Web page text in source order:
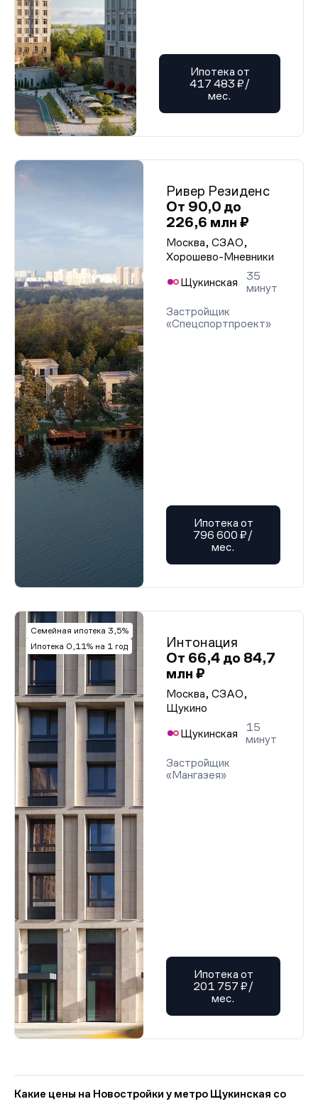
Ипотека от
417 483 ₽/
мес.
Ривер Резиденс
От 90,0 до
226,6 млн ₽
Москва, СЗАО,
Хорошево-Мневники
Щукинская
35
минут
Застройщик
«Спецспортпроект»
Ипотека от
796 600 ₽/
мес.
Семейная ипотека 3,5%
Ипотека 0,11% на 1 год
Интонация
От 66,4 до 84,7
млн ₽
Москва, СЗАО,
Щукино
Щукинская
15
минут
Застройщик
«Мангазея»
Ипотека от
201 757 ₽/
мес.
Какие цены на Новостройки у метро Щукинская со